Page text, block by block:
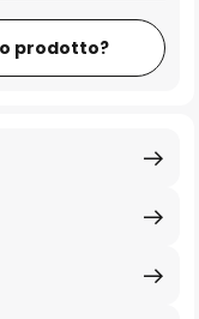
prodotto?